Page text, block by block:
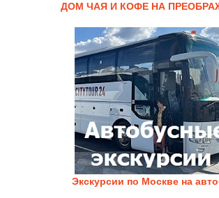
ДОМ ЧАЯ И КОФЕ НА
Экскурсии по Москве на